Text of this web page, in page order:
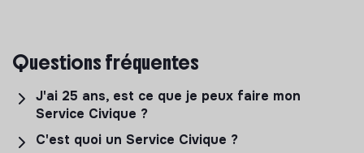
Questions fréquentes
J'ai 25 ans, est ce que je peux faire mon
Service Civique ?
C'est quoi un Service Civique ?